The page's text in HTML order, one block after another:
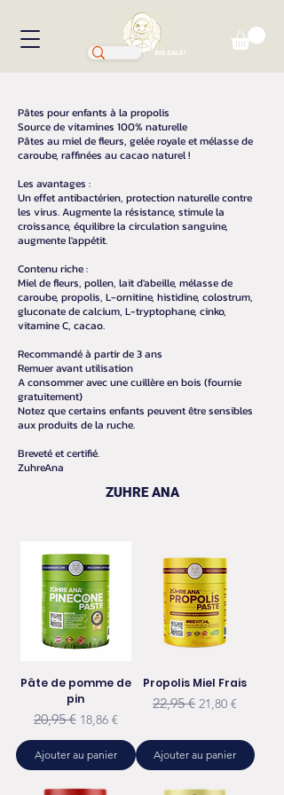
BIG SALE!
Pâtes pour enfants à la propolis
Source de vitamines 100% naturelle
Pâtes au miel de fleurs, gelée royale et mélasse de
caroube, raffinées au cacao naturel !
Les avantages :
Un effet antibactérien, protection naturelle contre
les virus. Augmente la résistance, stimule la
croissance, équilibre la circulation sanguine,
augmente l'appétit.
Contenu riche :
Miel de fleurs, pollen, lait d'abeille, mélasse de
caroube, propolis, L-ornitine, histidine, colostrum,
gluconate de calcium, L-tryptophane, cinko,
vitamine C, cacao.
Recommandé à partir de 3 ans
Remuer avant utilisation
A consommer avec une cuillère en bois (fournie
gratuitement)
Notez que certains enfants peuvent être sensibles
aux produits de la ruche.
Breveté et certifié.
ZuhreAna
ZUHRE ANA
Pâte de pomme de
pin
Prix original
20,95 € Prix promotionnel
18,86 €
Ajouter au panier
Propolis Miel Frais
Prix original
22,95 € Prix
21,80 €
Ajouter au panier